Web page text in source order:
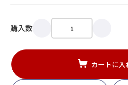
購入数
カートに入